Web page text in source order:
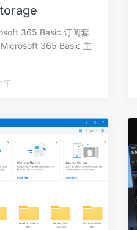
365 Basic 订阅套
365 Basic 主
上午